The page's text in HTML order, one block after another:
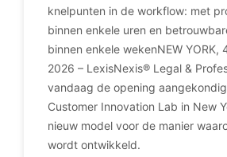
knelpunten in de workflow: met
binnen enkele uren en
binnen enkele wekenNEW YORK,
2026 – LexisNexis® Legal &
vandaag de opening
Customer Innovation Lab in New
nieuw model voor de manier
wordt ontwikkeld.